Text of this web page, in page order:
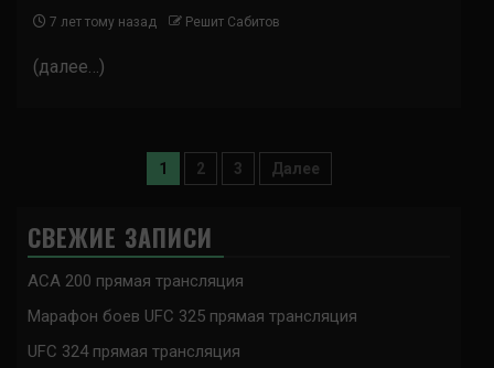
7 лет тому назад Решит Сабитов
(далее…)
Пагинация
1 2 3 Далее
СВЕЖИЕ ЗАПИСИ
ACA 200 прямая трансляция
Марафон боев UFC 325 прямая трансляция
UFC 324 прямая трансляция